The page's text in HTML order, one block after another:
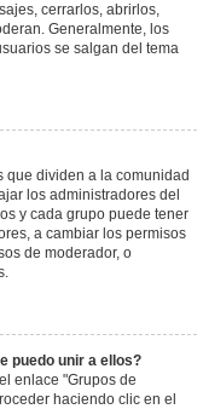
cerrarlos, abrirlos,
Generalmente, los
se salgan del tema
que dividen a la comunidad
los administradores del
y cada grupo puede tener
a cambiar los permisos
de moderador, o
puedo unir a ellos?
enlace "Grupos de
haciendo clic en el